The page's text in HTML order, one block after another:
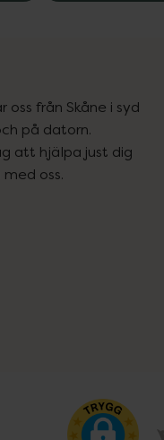
oss från Skåne i syd
på datorn.
att hjälpa just dig
oss.